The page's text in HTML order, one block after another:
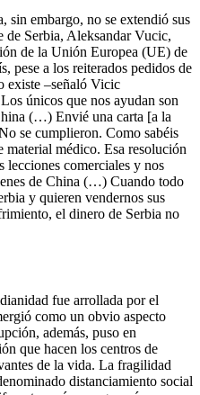
sin embargo, no se extendió sus
de Serbia, Aleksandar Vucic,
de la Unión Europea (UE) de
pese a los reiterados pedidos de
existe –señaló Vicic
únicos que nos ayudan son
(…) Envié una carta [a la
se cumplieron. Como sabéis
material médico. Esa resolución
lecciones comerciales y nos
de China (…) Cuando todo
y quieren vendernos sus
el dinero de Serbia no
fue arrollada por el
como un obvio aspecto
además, puso en
que hacen los centros de
de la vida. La fragilidad
distanciamiento social